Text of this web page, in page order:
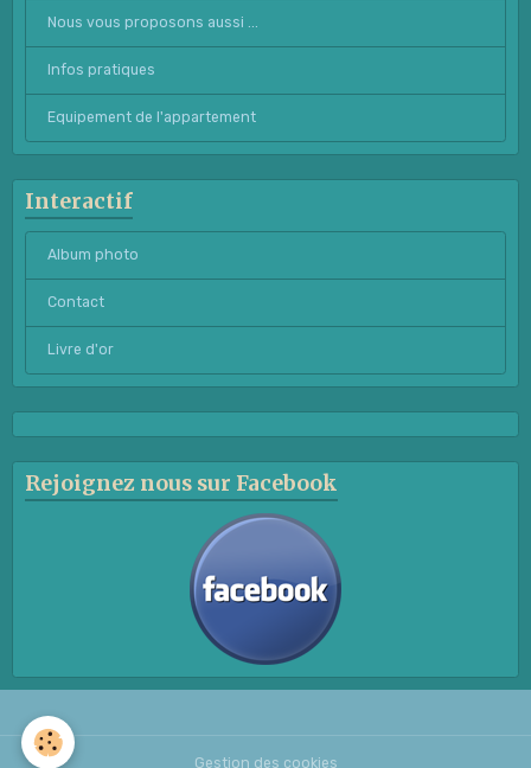
Nous vous proposons aussi ...
Infos pratiques
Equipement de l'appartement
Interactif
Album photo
Contact
Livre d'or
Rejoignez nous sur Facebook
Gestion des cookies